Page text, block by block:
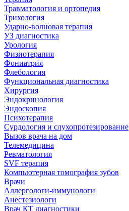
Травматология и ортопедия
Трихология
Ударно-волновая терапия
УЗ диагностика
Урология
Физиотерапия
Фониатрия
Флебология
Функциональная диагностика
Хирургия
Эндокринология
Эндоскопия
Психотерапия
Сурдология и слухопротезирование
Вызов врача на дом
Телемедицина
Ревматология
SVF терапия
Компьютерная томография зубов
Врачи
Аллергологи-иммунологи
Анестезиологи
Врач КТ диагностики